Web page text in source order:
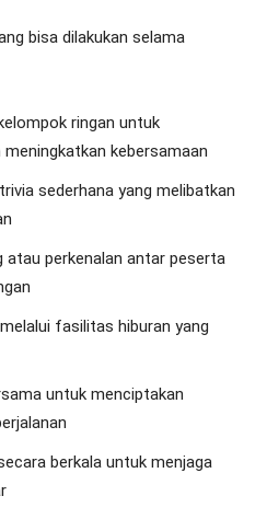
bisa dilakukan selama
ringan untuk
kebersamaan
sederhana yang melibatkan
atau perkenalan antar peserta
fasilitas hiburan yang
untuk menciptakan
berkala untuk menjaga